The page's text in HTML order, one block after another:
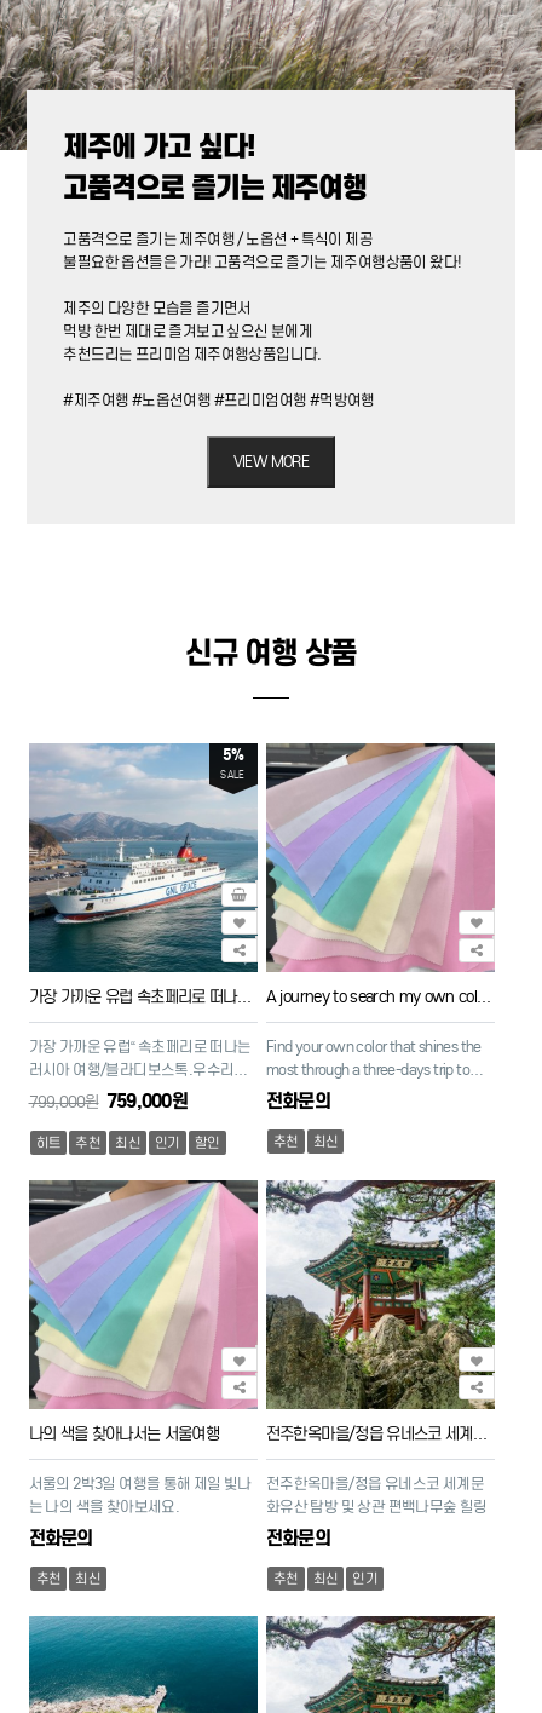
제주에 가고 싶다!
고품격으로 즐기는 제주여행
고품격으로 즐기는 제주여행 / 노옵션 + 특식이 제공
불필요한 옵션들은 가라! 고품격으로 즐기는 제주여행상품이 왔다!
제주의 다양한 모습을 즐기면서
먹방 한번 제대로 즐겨보고 싶으신 분에게
추천드리는 프리미엄 제주여행상품입니다.
#제주여행 #노옵션여행 #프리미엄여행 #먹방여행
VIEW MORE
신규 여행 상품
5%
SALE
가장 가까운 유럽 속초페리로 떠나는 러시아 여행
가장 가까운 유럽“ 속초페리로 떠나는
러시아 여행/블라디보스톡.우수리스
크 항일운동 역사탐방 4박5일
799,000원 759,000원
히트 추천 최신 인기 할인
A journey to search my own color in Seoul
Find your own color that shines the
most through a three-days trip to
Seoul. Daishin Air Travel Agency will
give you your colors as a gift.
전화문의
추천 최신
나의 색을 찾아나서는 서울여행
서울의 2박3일 여행을 통해 제일 빛나
는 나의 색을 찾아보세요.
전화문의
추천 최신
전주한옥마을/정읍 유네스코 세계문화유산을 찾아서
전주한옥마을/정읍 유네스코 세계문
화유산 탐방 및 상관 편백나무숲 힐링
전화문의
추천 최신 인기